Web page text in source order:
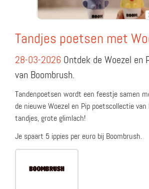
Tandjes poetsen met
28-03-2026 Ontdek de Woezel en
van Boombrush.
Tandenpoetsen wordt een feestje samen
de nieuwe Woezel en Pip poetscollectie van
tandjes, grote glimlach!
Je spaart 5 ippies per euro bij Boombrush.